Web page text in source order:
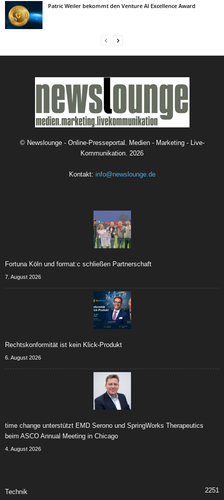
Patric Weiler bekommt den Venture AI Excellence Award
© Newslounge - Online-Presseportal. Medien - Marketing - Live-
Kommunikation. 2026
Kontakt: info@newslounge.de
Fortuna Köln und format:c schließen Partnerschaft
7. August 2026
Rechtskonformität ist kein Klick-Produkt
6. August 2026
time change unterstützt EMD Serono und SpringWorks Therapeutics
beim ASCO Annual Meeting in Chicago
4. August 2026
Technik 2251